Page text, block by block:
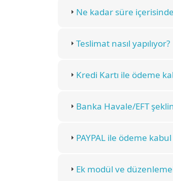
Ne kadar süre
Teslimat nasıl yapılıyor?
Kredi Kartı ile ödeme
Banka Havale/EFT
PAYPAL ile ödeme
Ek modül ve